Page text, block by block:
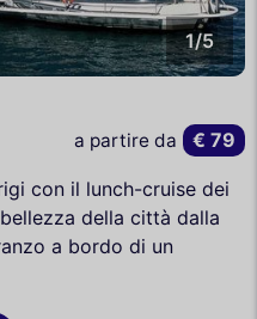
1/5
con il lunch-cruise dei
della città dalla
a bordo di un
a partire da € 79